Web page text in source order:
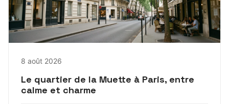
8 août 2026
Le quartier de la Muette à Paris, entre
calme et charme